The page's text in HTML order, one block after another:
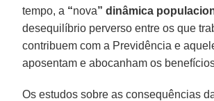
tempo, a “nova” dinâmica
desequilíbrio perverso entre os que
contribuem com a Previdência e
aposentam e abocanham os
Os estudos sobre as consequências